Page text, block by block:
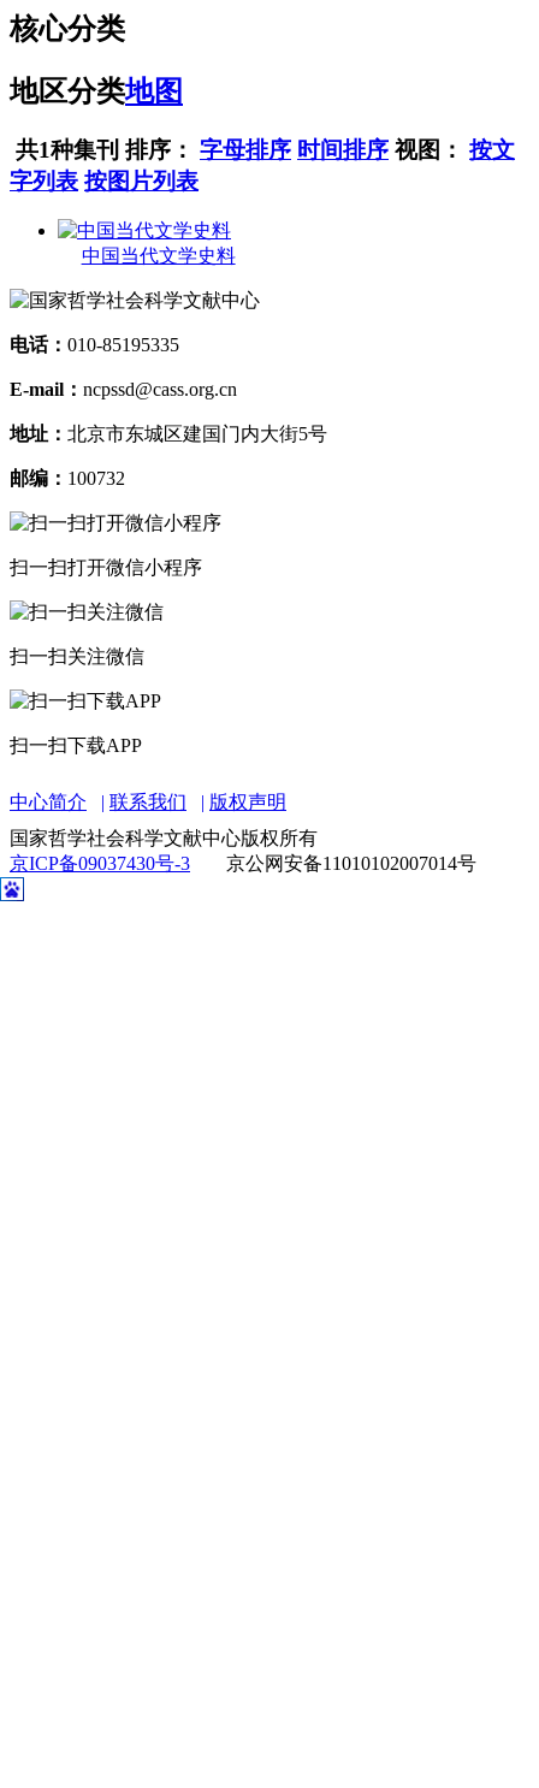
核心分类
地区分类地图
共1种集刊 排序： 字母排序 时间排序 视图： 按文
字列表 按图片列表
中国当代文学史料
电话： 010-85195335
E-mail： ncpssd@cass.org.cn
地址： 北京市东城区建国门内大街5号
邮编： 100732
扫一扫打开微信小程序
扫一扫关注微信
扫一扫下载APP
中心简介 联系我们
版权声明
国家哲学社会科学文献中心版权所有
京ICP备09037430号-3
京公网安备11010102007014号